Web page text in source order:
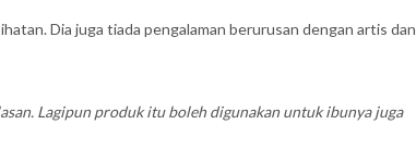
Dia juga tiada pengalaman berurusan dengan artis dan
Lagipun produk itu boleh digunakan untuk ibunya juga